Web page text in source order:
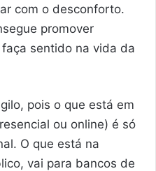
com o desconforto.
promover
sentido na vida da
pois o que está em
ou online) é só
O que está na
vai para bancos de